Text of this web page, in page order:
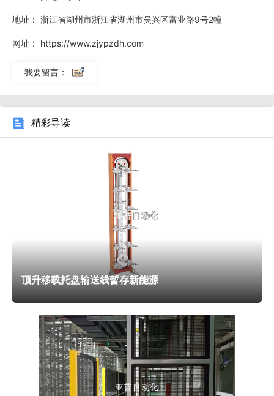
工业阀门检测需将阀门（DN50-DN200型号）从组装区输
送至检测机，传统叉车搬运阀门（易导致密封面损伤，损伤率
检测机配合后，采用弧形夹具（适配不同直径阀门），通过视
觉导航定位检测机接口，升降平台按检测机高度（1000mm）
调节，将阀门密封面精细对接检测接口（误差±0.5mm）。单
次搬运耗时8秒，密封面损伤率降至0.1%，日检测量提升至
130台，且检测数据可通过AGV系统同步上传至质量平台，实
现阀门检测全流程追溯。
批次），错投率3%，日攻丝量1.5万个。AGV提升机与攻丝机
配合后，通过RFID识别螺母型号，自动行驶至对应冲压区，
升降平台升起（升程150mm）承接螺母，再按攻丝机料斗高
度（600mm）精细卸料，实现“型号-攻丝机”一一对应。单次
地址： 浙江省湖州市浙江省湖州市吴兴区富业路9号2幢
网址： https://www.zjypzdh.com
我要留言：
精彩导读
顶升移载托盘输送线暂存新能源